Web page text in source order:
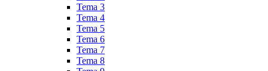
Tema 3
Tema 4
Tema 5
Tema 6
Tema 7
Tema 8